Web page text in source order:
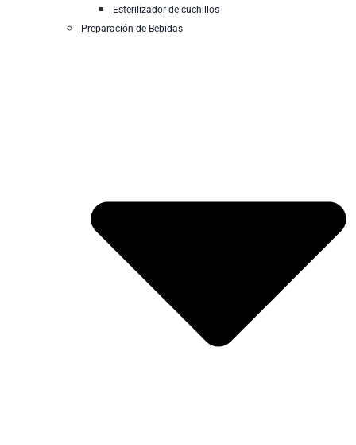
Esterilizador de cuchillos
Preparación de Bebidas